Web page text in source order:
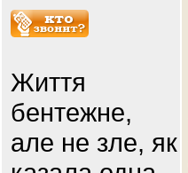
Життя
бентежне,
але не зле, як